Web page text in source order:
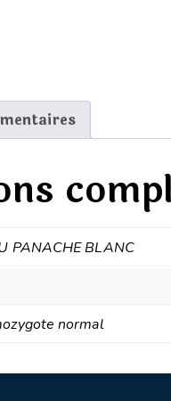
PANACHE BLANC
normal